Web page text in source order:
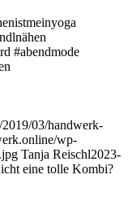
#abendmode
03/handwerk-
wp-
Tanja Reischl2023-
eine tolle Kombi?